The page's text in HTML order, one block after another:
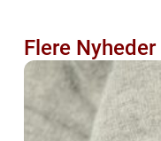
Flere Nyheder